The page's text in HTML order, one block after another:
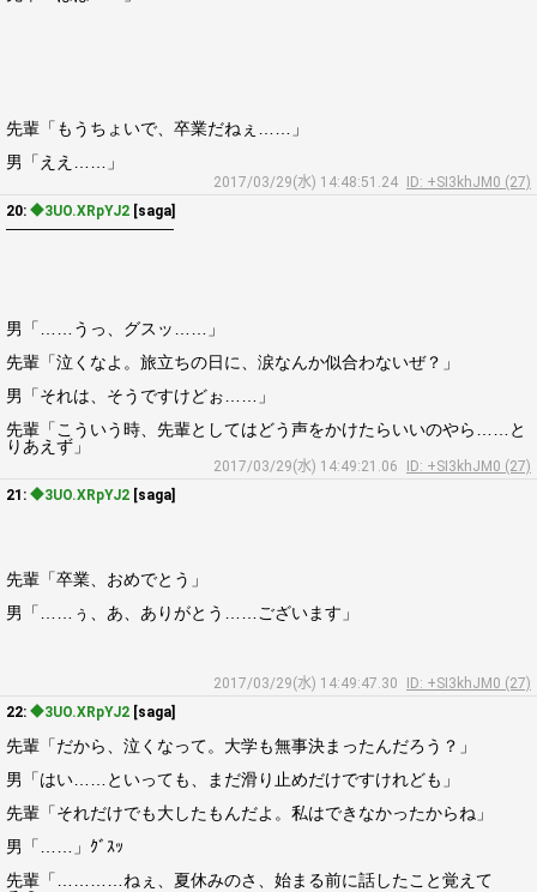
先輩「もうちょいで、卒業だねぇ……」
男「ええ……」
2017/03/29(水) 14:48:51.24
ID: +SI3khJM0 (27)
20: ◆3UO.XRpYJ2 [saga]
――――――――――
男「……うっ、グスッ……」
先輩「泣くなよ。旅立ちの日に、涙なんか似合わないぜ？」
男「それは、そうですけどぉ……」
先輩「こういう時、先輩としてはどう声をかけたらいいのやら……と
りあえず」
2017/03/29(水) 14:49:21.06
ID: +SI3khJM0 (27)
21: ◆3UO.XRpYJ2 [saga]
先輩「卒業、おめでとう」
男「……ぅ、あ、ありがとう……ございます」
2017/03/29(水) 14:49:47.30
ID: +SI3khJM0 (27)
22: ◆3UO.XRpYJ2 [saga]
先輩「だから、泣くなって。大学も無事決まったんだろう？」
男「はい……といっても、まだ滑り止めだけですけれども」
先輩「それだけでも大したもんだよ。私はできなかったからね」
男「……」ｸﾞｽｯ
先輩「…………ねぇ、夏休みのさ、始まる前に話したこと覚えて